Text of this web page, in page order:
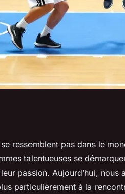
plus
ressemblent pas dans le
talentueuses se
passion. Aujourd’hui, nous
particulièrement à la